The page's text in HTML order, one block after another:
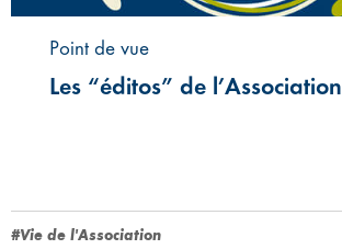
Point de vue
Les “éditos” de l’Association
#Vie de l'Association